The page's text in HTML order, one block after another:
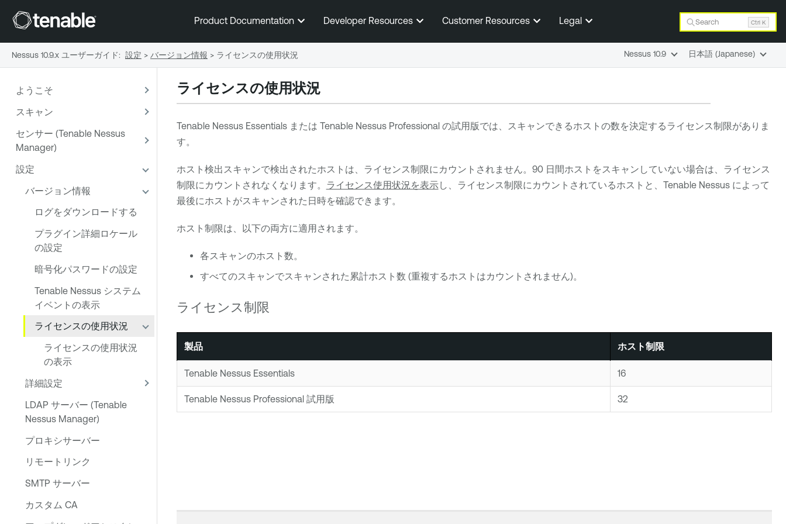
メインコンテンツに移動する
Product Documentation Developer Resources Customer Resources Legal Search Ctrl K
ようこそ
スキャン
センサー (Tenable Nessus
Manager)
設定
バージョン情報
ログをダウンロードする
プラグイン詳細ロケール
の設定
暗号化パスワードの設定
Tenable Nessus システム
イベントの表示
ライセンスの使用状況
ライセンスの使用状況
の表示
詳細設定
LDAP サーバー (Tenable
Nessus Manager)
プロキシサーバー
リモートリンク
SMTP サーバー
カスタム CA
ライセンスの使用状況
Tenable Nessus Essentialsまたは Tenable Nessus Professionalの試用版では、スキャンできるホストの数を決定するライセンス制限がありま
す。
ホスト検出スキャンで検出されたホストは、ライセンス制限にカウントされません。90 日間ホストをスキャンしていない場合は、ライセンス
制限にカウントされなくなります。 ライセンス使用状況を表示し、ライセンス制限にカウントされているホストと、 Tenable Nessusによって
最後にホストがスキャンされた日時を確認できます。
ホスト制限は、以下の両方に適用されます。
各スキャンのホスト数。
すべてのスキャンでスキャンされた累計ホスト数 (重複するホストはカウントされません)。
ライセンス制限
製品 ホスト制限
Tenable Nessus Essentials 16
Tenable Nessus Professional試用版 32
Nessus 10.9.x ユーザーガイド: 設定 > バージョン情報 > ライセンスの使用状況 Nessus 10.9 日本語 (Japanese)